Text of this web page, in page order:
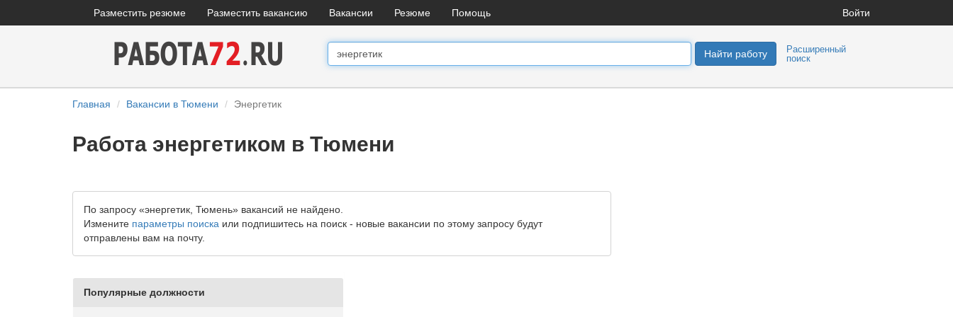
Разместить резюме Разместить вакансию Вакансии Резюме Помощь Войти
Найти работу
Расширенный
поиск
Главная Вакансии в Тюмени Энергетик
Работа энергетиком в Тюмени
По запросу «энергетик, Тюмень» вакансий не найдено.
Измените параметры поиска или подпишитесь на поиск - новые вакансии по этому запросу будут
отправлены вам на почту.
Популярные должности